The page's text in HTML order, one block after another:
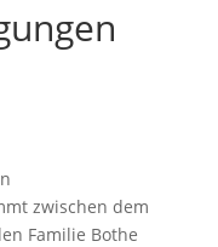
zwischen dem
Familie Bothe